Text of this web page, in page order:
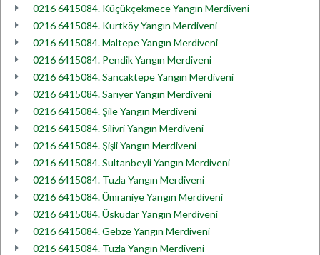
0216 6415084. Küçükçekmece Yangın Merdiveni
0216 6415084. Kurtköy Yangın Merdiveni
0216 6415084. Maltepe Yangın Merdiveni
0216 6415084. Pendik Yangın Merdiveni
0216 6415084. Sancaktepe Yangın Merdiveni
0216 6415084. Sarıyer Yangın Merdiveni
0216 6415084. Şile Yangın Merdiveni
0216 6415084. Silivri Yangın Merdiveni
0216 6415084. Şişli Yangın Merdiveni
0216 6415084. Sultanbeyli Yangın Merdiveni
0216 6415084. Tuzla Yangın Merdiveni
0216 6415084. Ümraniye Yangın Merdiveni
0216 6415084. Üsküdar Yangın Merdiveni
0216 6415084. Gebze Yangın Merdiveni
0216 6415084. Tuzla Yangın Merdiveni